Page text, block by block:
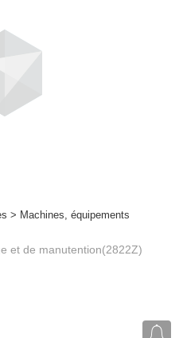
> Machines, équipements
et de manutention(2822Z)